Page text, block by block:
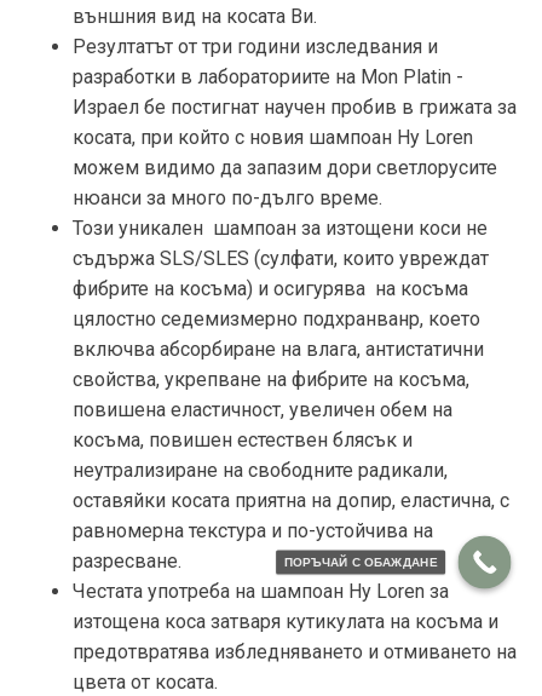
външния вид на косата Ви.
Резултатът от три години изследвания и
разработки в лабораториите на Mon Platin -
Израел бе постигнат научен пробив в грижата за
косата, при който с новия шампоан Hy Loren
можем видимо да запазим дори светлорусите
нюанси за много по-дълго време.
Този уникален шампоан за изтощени коси не
съдържа SLS/SLES (сулфати, които увреждат
фибрите на косъма) и осигурява на косъма
цялостно седемизмерно подхранванр, което
включва абсорбиране на влага, антистатични
свойства, укрепване на фибрите на косъма,
повишена еластичност, увеличен обем на
косъма, повишен естествен блясък и
неутрализиране на свободните радикали,
оставяйки косата приятна на допир, еластична, с
равномерна текстура и по-устойчива на
разресване.
Честата употреба на шампоан Hy Loren за
изтощена коса затваря кутикулата на косъма и
предотвратява избледняването и отмиването на
цвета от косата.
ПОРЪЧАЙ С ОБАЖДАНЕ